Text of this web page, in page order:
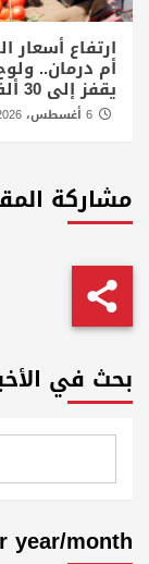
ارتفاع أسعار
أم درمان..
يقفز إلى 30 ألف جنيه
مشاركة
بحث في
year/month